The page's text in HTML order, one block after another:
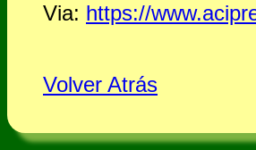
Via: https://
Volver Atrás